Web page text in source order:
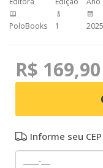
PoloBooks 1 2025
R$ 169,90
Informe seu CEP